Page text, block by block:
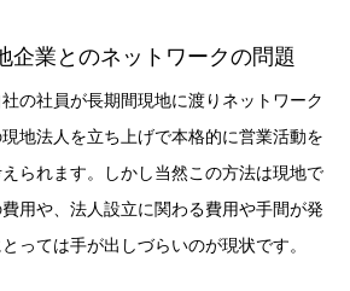
業とのネットワークの問題
の社員が長期間現地に渡りネットワーク
地法人を立ち上げで本格的に営業活動を
られます。しかし当然この方法は現地で
用や、法人設立に関わる費用や手間が発
っては手が出しづらいのが現状です。